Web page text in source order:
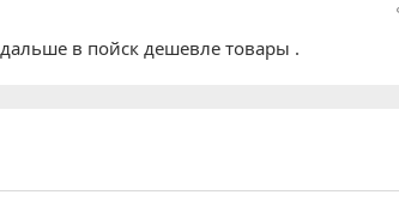
в пойск дешевле товары .